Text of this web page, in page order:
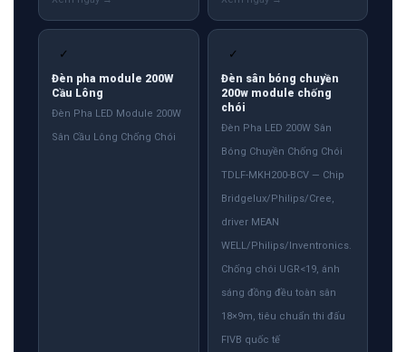
✓
Đèn pha module 200W
Cầu Lông
Đèn Pha LED Module 200W
Sân Cầu Lông Chống Chói
✓
Đèn sân bóng chuyền
200w module chống
chói
Đèn Pha LED 200W Sân
Bóng Chuyền Chống Chói
TDLF-MKH200-BCV — Chip
Bridgelux/Philips/Cree,
driver MEAN
WELL/Philips/Inventronics.
Chống chói UGR<19, ánh
sáng đồng đều toàn sân
18×9m, tiêu chuẩn thi đấu
FIVB quốc tế